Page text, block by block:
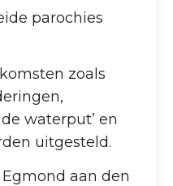
parochies
zoals
waterput’ en
uitgesteld.
aan den